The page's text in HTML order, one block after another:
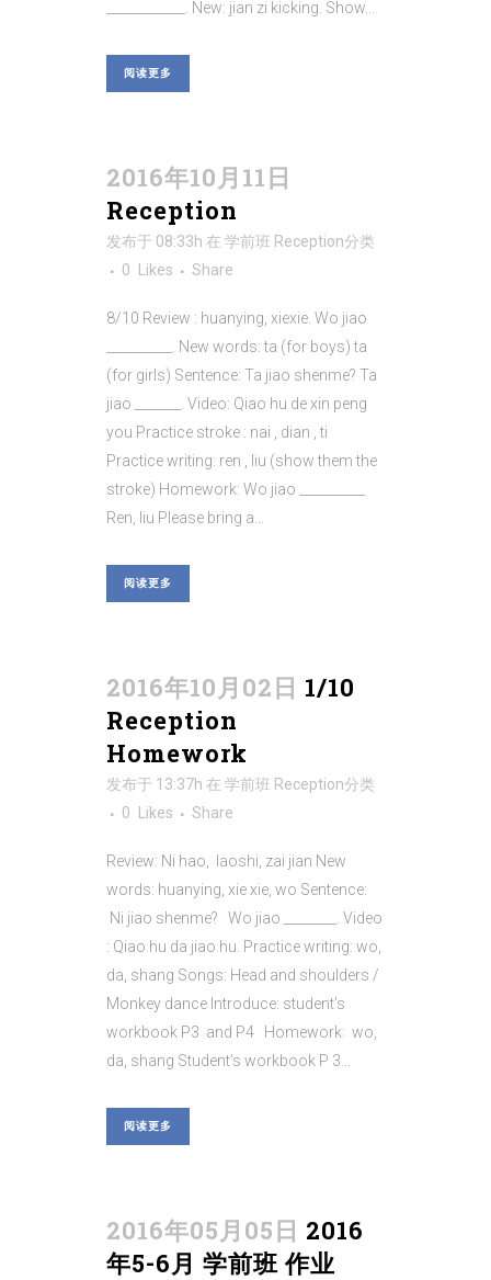
____________. New: jian zi kicking. Show...
阅读更多
2016年10月11日
Reception
发布于 08:33h 在 学前班 Reception分类
0
Likes Share
8/10 Review : huanying, xiexie. Wo jiao
__________. New words: ta (for boys) ta
(for girls) Sentence: Ta jiao shenme? Ta
jiao _______. Video: Qiao hu de xin peng
you Practice stroke : nai , dian , ti
Practice writing: ren , liu (show them the
stroke) Homework: Wo jiao __________
Ren, liu Please bring a...
阅读更多
2016年10月02日 1/10
Reception
Homework
发布于 13:37h 在 学前班 Reception分类
0
Likes Share
Review: Ni hao, laoshi, zai jian New
words: huanying, xie xie, wo Sentence:
Ni jiao shenme? Wo jiao ________. Video
: Qiao hu da jiao hu. Practice writing: wo,
da, shang Songs: Head and shoulders /
Monkey dance Introduce: student’s
workbook P3 and P4 Homework: wo,
da, shang Student’s workbook P 3...
阅读更多
2016年05月05日 2016
年5-6月 学前班 作业